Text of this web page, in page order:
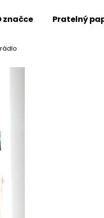
značce Pratelný
Co potřebujete